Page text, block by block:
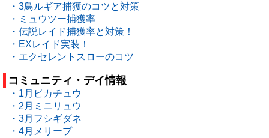
・3鳥ルギア捕獲のコツと対策
・ミュウツー捕獲率
・伝説レイド捕獲率と対策！
・EXレイド実装！
・エクセレントスローのコツ
コミュニティ・デイ情報
・1月ピカチュウ
・2月ミニリュウ
・3月フシギダネ
・4月メリープ